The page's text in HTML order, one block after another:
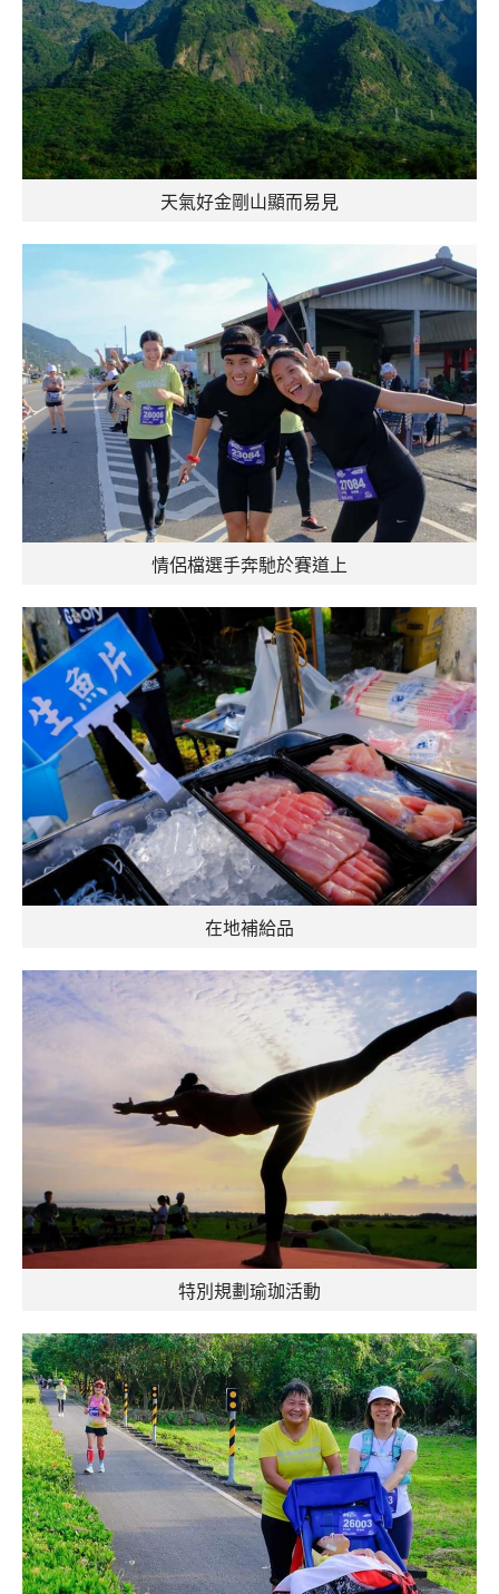
天氣好金剛山顯而易見
情侶檔選手奔馳於賽道上
在地補給品
特別規劃瑜珈活動